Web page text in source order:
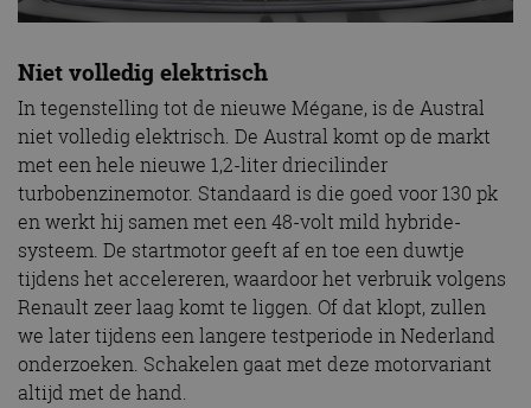
Niet volledig elektrisch
In tegenstelling tot de nieuwe Mégane, is de Austral
niet volledig elektrisch. De Austral komt op de markt
met een hele nieuwe 1,2-liter driecilinder
turbobenzinemotor. Standaard is die goed voor 130 pk
en werkt hij samen met een 48-volt mild hybride-
systeem. De startmotor geeft af en toe een duwtje
tijdens het accelereren, waardoor het verbruik volgens
Renault zeer laag komt te liggen. Of dat klopt, zullen
we later tijdens een langere testperiode in Nederland
onderzoeken. Schakelen gaat met deze motorvariant
altijd met de hand.